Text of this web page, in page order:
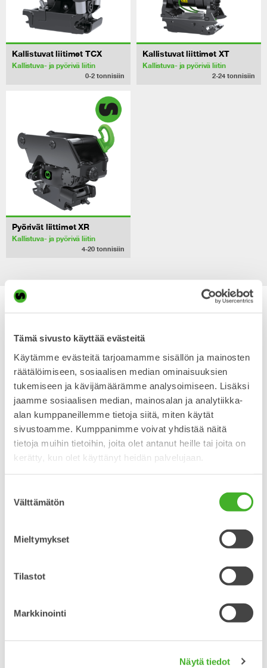
Tämä sivusto käyttää evästeitä
Käytämme evästeitä tarjoamamme sisällön ja mainosten
räätälöimiseen, sosiaalisen median ominaisuuksien
tukemiseen ja kävijämäärämme analysoimiseen. Lisäksi
jaamme sosiaalisen median, mainosalan ja analytiikka-
alan kumppaneillemme tietoja siitä, miten käytät
sivustoamme. Kumppanimme voivat yhdistää näitä
tietoja muihin tietoihin, joita olet antanut heille tai joita on
kerätty, kun olet käyttänyt heidän palvelujaan.
valinta
Välttämätön
Mieltymykset
Tilastot
Markkinointi
Näytä tiedot
Kallistuvat liitimet TCX
Kallistuva- ja pyörivä liitin
0-2 tonnisiin
Kallistuvat liittimet XT
Kallistuva- ja pyörivä liitin
2-24 tonnisiin
Pyörivät liittimet XR
Kallistuva- ja pyörivä liitin
4-20 tonnisiin
Lisää kaivinkoneesi
monipuolisuutta
kallistuvalla tai
pyörivällä liittimellä
Mikäli et tarvitse ”tiltin” kaikkia ominaisuuksia, kallistuva tai
pyörivä liitin on varteenotettava vaihtoehto. Asennus on
helppoa, erillistä ohjausjärjestelmää ei tarvita. Olkoon
kallistuvalla tai pyörivällä liittimellä mahdollistat työkalujesi
missä ei tarvita pyöritystä mutta kallistustoiminto on
työkalun sijoittelua. Kaivinkoneen jatkuva siirtely vähenee,
mikä säästää aikaa. Tarkka ja nopea työkalun vaihto, ilman
joutuisaa sekä kallistuvalla- että pyörivällä liittimellä.